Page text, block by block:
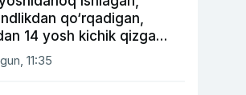
qo‘rqadigan,
14 yosh kichik qizga
Yorqinxo‘ja Umarov
11:35